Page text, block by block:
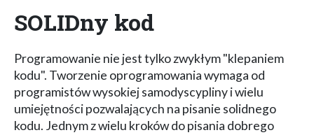
SOLIDny kod
Programowanie nie jest tylko zwykłym "klepaniem
kodu". Tworzenie oprogramowania wymaga od
programistów wysokiej samodyscypliny i wielu
umiejętności pozwalających na pisanie solidnego
kodu. Jednym z wielu kroków do pisania dobrego